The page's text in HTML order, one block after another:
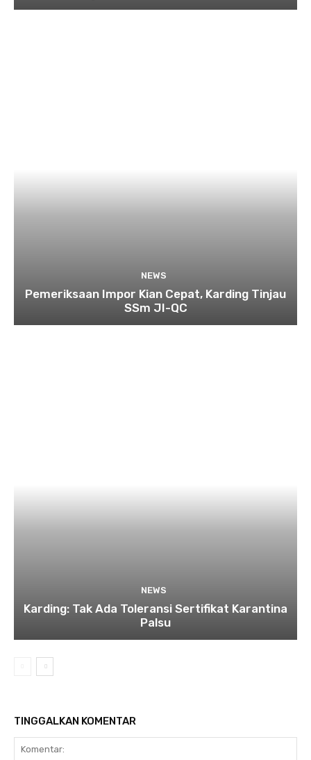
NEWS
Pemeriksaan Impor Kian Cepat, Karding Tinjau
SSm JI-QC
NEWS
Karding: Tak Ada Toleransi Sertifikat Karantina
Palsu
TINGGALKAN KOMENTAR